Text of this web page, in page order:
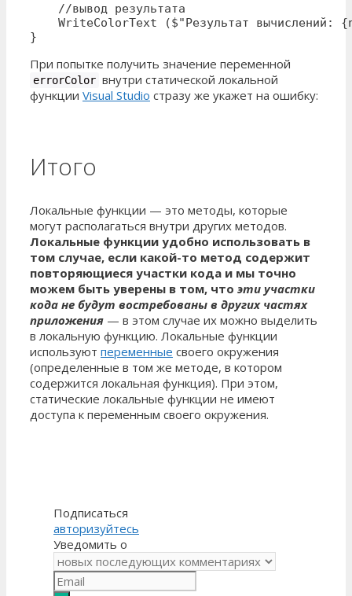
    //вывод результата
WriteColorText ($"Результат вычислений:
}
При попытке получить значение переменной
errorColor внутри статической локальной
функции Visual Studio стразу же укажет на ошибку:
Итого
Локальные функции — это методы, которые
могут располагаться внутри других методов.
Локальные функции удобно использовать в
том случае, если какой-то метод содержит
повторяющиеся участки кода и мы точно
можем быть уверены в том, что эти участки
кода не будут востребованы в других частях
приложения — в этом случае их можно выделить
в локальную функцию. Локальные функции
используют переменные своего окружения
(определенные в том же методе, в котором
содержится локальная функция). При этом,
статические локальные функции не имеют
доступа к переменным своего окружения.
Подписаться
авторизуйтесь
Уведомить о